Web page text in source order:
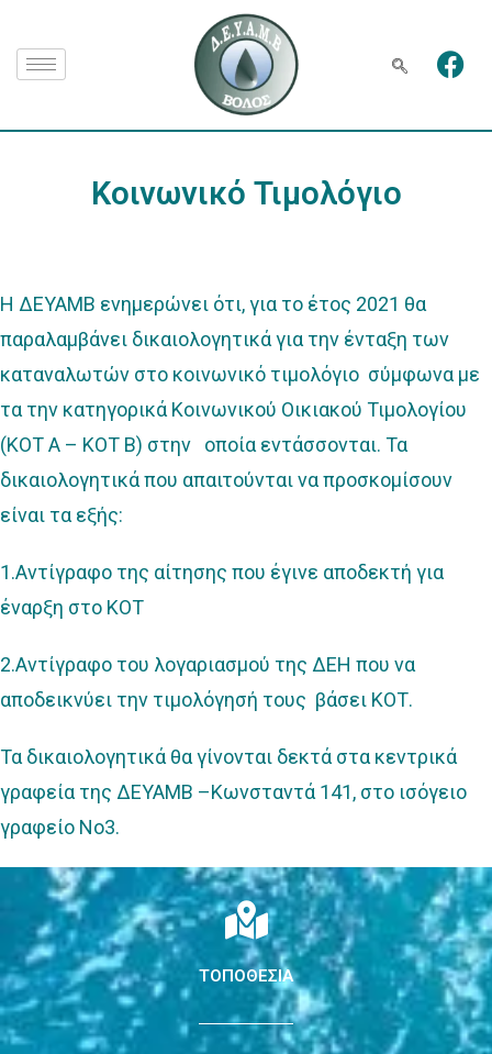
Κοινωνικό Τιμολόγιο
Η ΔΕΥΑΜΒ ενημερώνει ότι, για το έτος 2021 θα
παραλαμβάνει δικαιολογητικά για την ένταξη των
καταναλωτών στο κοινωνικό τιμολόγιο σύμφωνα με
τα την κατηγορικά Κοινωνικού Οικιακού Τιμολογίου
(ΚΟΤ Α – ΚΟΤ Β) στην οποία εντάσσονται. Τα
δικαιολογητικά που απαιτούνται να προσκομίσουν
είναι τα εξής:
1.Αντίγραφο της αίτησης που έγινε αποδεκτή για
έναρξη στο ΚΟΤ
2.Αντίγραφο του λογαριασμού της ΔΕΗ που να
αποδεικνύει την τιμολόγησή τους βάσει ΚΟΤ.
Τα δικαιολογητικά θα γίνονται δεκτά στα κεντρικά
γραφεία της ΔΕΥΑΜΒ –Κωνσταντά 141, στο ισόγειο
γραφείο Νο3.
ΤΟΠΟΘΕΣΙΑ